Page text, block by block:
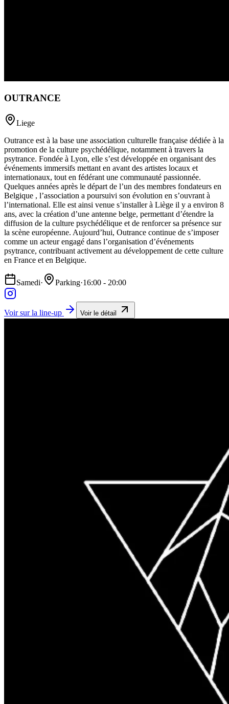
OUTRANCE
Liege
Outrance est à la base une association culturelle française dédiée à la
promotion de la culture psychédélique, notamment à travers la
psytrance. Fondée à Lyon, elle s’est développée en organisant des
événements immersifs mettant en avant des artistes locaux et
internationaux, tout en fédérant une communauté passionnée.
Quelques années après le départ de l’un des membres fondateurs en
Belgique , l’association a poursuivi son évolution en s’ouvrant à
l’international. Elle est ainsi venue s’installer à Liège il y a environ 8
ans, avec la création d’une antenne belge, permettant d’étendre la
diffusion de la culture psychédélique et de renforcer sa présence sur
la scène européenne. Aujourd’hui, Outrance continue de s’imposer
comme un acteur engagé dans l’organisation d’événements
psytrance, contribuant activement au développement de cette culture
en France et en Belgique.
Samedi· Parking·16:00 - 20:00
Voir sur la line-up Voir le détail